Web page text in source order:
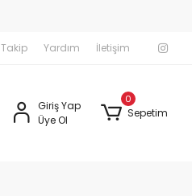
1000 TL üzerindeki
Yardım İletişim
Giriş Yap
Üye Ol
0
Sepetim